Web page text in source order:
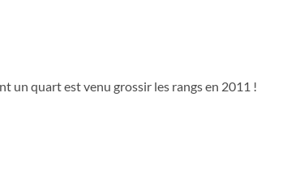
un quart est venu grossir les rangs en 2011 !